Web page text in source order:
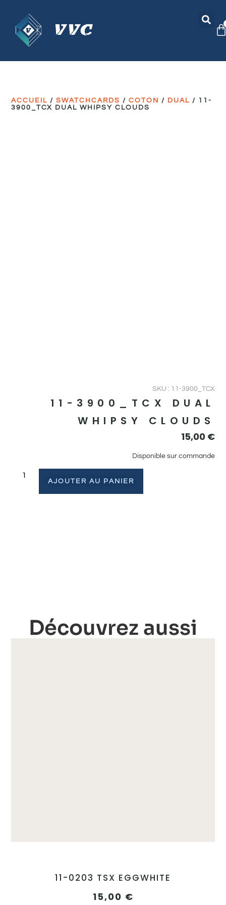
ACCUEIL /SWATCHCARDS /COTON / DUAL / 11-
3900_TCX DUAL WHIPSY CLOUDS
SKU : 11-3900_TCX
11-3900_TCX DUAL
WHIPSY CLOUDS
15,00 €
Disponible sur commande
AJOUTER AU PANIER
Découvrez aussi
11-0203 TSX EGGWHITE
15,00 €